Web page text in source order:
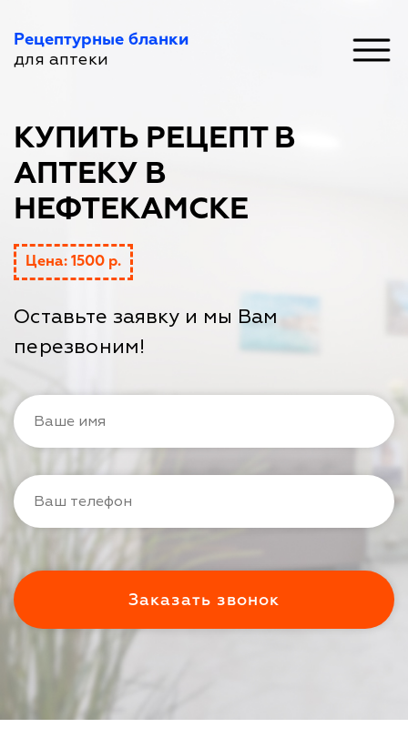
Рецептурные бланки
для аптеки
КУПИТЬ РЕЦЕПТ В
АПТЕКУ В
НЕФТЕКАМСКЕ
Цена: 1500 р.
Оставьте заявку и мы Вам
перезвоним!